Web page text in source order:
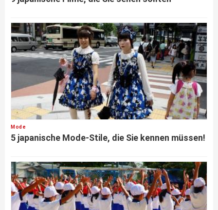
Mode
5 japanische Mode-Stile, die Sie kennen müssen!